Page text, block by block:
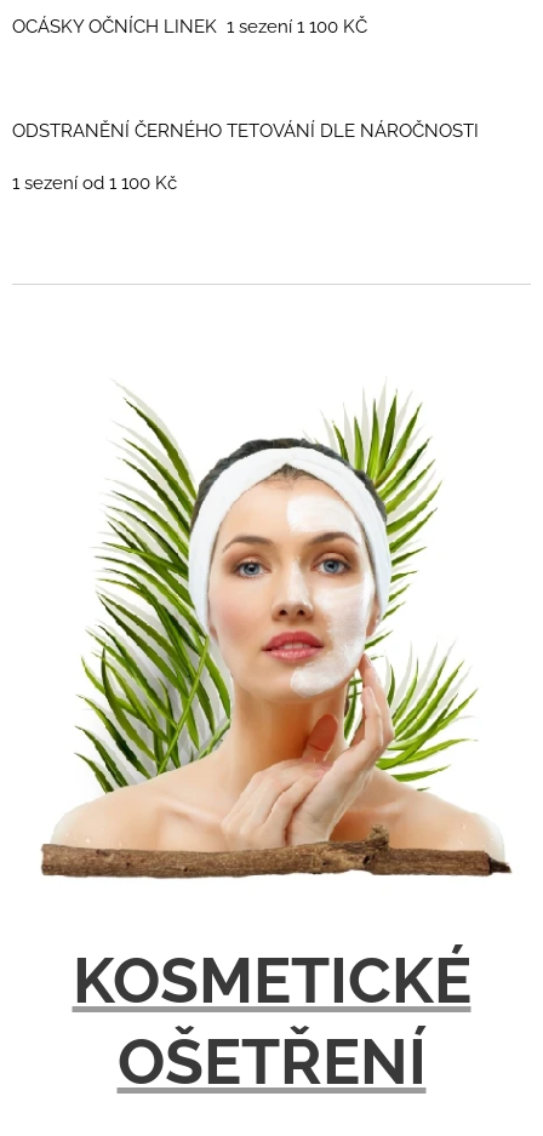
OCÁSKY OČNÍCH LINEK 1 sezení 1 100 KČ
ODSTRANĚNÍ ČERNÉHO TETOVÁNÍ DLE NÁROČNOSTI
1 sezení od 1 100 Kč
KOSMETICKÉ
OŠETŘENÍ